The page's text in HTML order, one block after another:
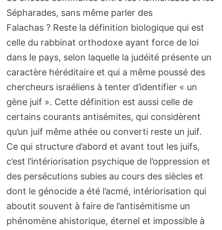
Sépharades, sans même parler des
Falachas ? Reste la définition biologique qui est
celle du rabbinat orthodoxe ayant force de loi
dans le pays, selon laquelle la judéité présente un
caractère héréditaire et qui a même poussé des
chercheurs israéliens à tenter d’identifier « un
gène juif ». Cette définition est aussi celle de
certains courants antisémites, qui considèrent
qu’un juif même athée ou converti reste un juif.
Ce qui structure d’abord et avant tout les juifs,
c’est l’intériorisation psychique de l’oppression et
des persécutions subies au cours des siècles et
dont le génocide a été l’acmé, intériorisation qui
aboutit souvent à faire de l’antisémitisme un
phénomène ahistorique, éternel et impossible à